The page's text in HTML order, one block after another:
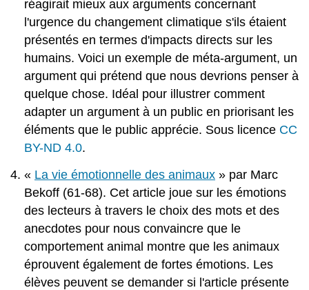
réagirait mieux aux arguments concernant
l'urgence du changement climatique s'ils étaient
présentés en termes d'impacts directs sur les
humains. Voici un exemple de méta-argument, un
argument qui prétend que nous devrions penser à
quelque chose. Idéal pour illustrer comment
adapter un argument à un public en priorisant les
éléments que le public apprécie. Sous licence CC
BY-ND 4.0.
« La vie émotionnelle des animaux » par Marc
Bekoff (61-68). Cet article joue sur les émotions
des lecteurs à travers le choix des mots et des
anecdotes pour nous convaincre que le
comportement animal montre que les animaux
éprouvent également de fortes émotions. Les
élèves peuvent se demander si l'article présente